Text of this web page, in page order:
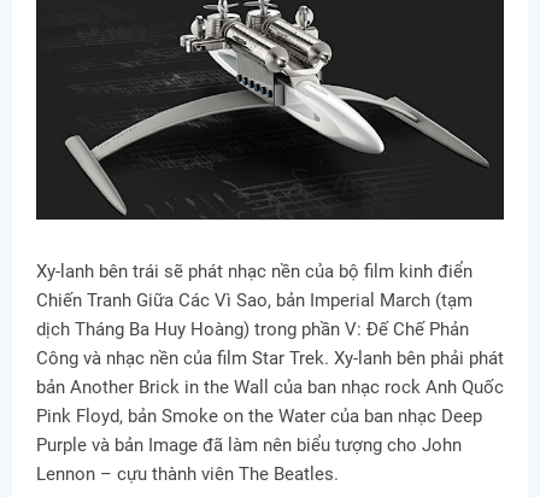
Xy-lanh bên trái sẽ phát nhạc nền của bộ film kinh điển
Chiến Tranh Giữa Các Vì Sao, bản Imperial March (tạm
dịch Tháng Ba Huy Hoàng) trong phần V: Đế Chế Phản
Công và nhạc nền của film Star Trek. Xy-lanh bên phải phát
bản Another Brick in the Wall của ban nhạc rock Anh Quốc
Pink Floyd, bản Smoke on the Water của ban nhạc Deep
Purple và bản Image đã làm nên biểu tượng cho John
Lennon – cựu thành viên The Beatles.